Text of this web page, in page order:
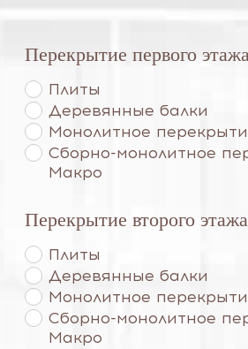
Перекрытие первого
Плиты
Деревянные балки
Монолитное
Сборно-монолитное
Макро
Перекрытие второго этажа
Плиты
Деревянные балки
Монолитное
Сборно-монолитное
Макро